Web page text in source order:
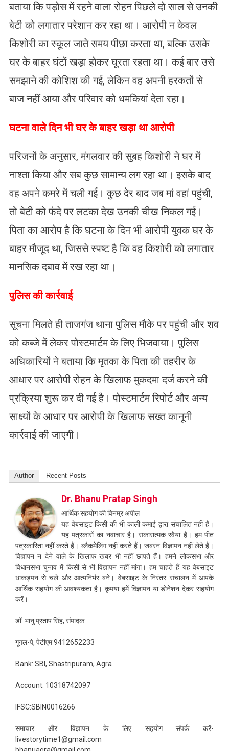
बताया कि पड़ोस में रहने वाला रोहन पिछले दो साल से उनकी
बेटी को लगातार परेशान कर रहा था। आरोपी न केवल
किशोरी का स्कूल जाते समय पीछा करता था, बल्कि उसके
घर के बाहर घंटों खड़ा होकर घूरता रहता था। कई बार उसे
समझाने की कोशिश की गई, लेकिन वह अपनी हरकतों से
बाज नहीं आया और परिवार को धमकियां देता रहा।
​घटना वाले दिन भी घर के बाहर खड़ा था आरोपी
परिजनों के अनुसार, मंगलवार की सुबह किशोरी ने घर में
नाश्ता किया और सब कुछ सामान्य लग रहा था। इसके बाद
वह अपने कमरे में चली गई। कुछ देर बाद जब मां वहां पहुंची,
तो बेटी को फंदे पर लटका देख उनकी चीख निकल गई।
पिता का आरोप है कि घटना के दिन भी आरोपी युवक घर के
बाहर मौजूद था, जिससे स्पष्ट है कि वह किशोरी को लगातार
मानसिक दबाव में रख रहा था।
​पुलिस की कार्रवाई
सूचना मिलते ही ताजगंज थाना पुलिस मौके पर पहुंची और शव
को कब्जे में लेकर पोस्टमार्टम के लिए भिजवाया। पुलिस
अधिकारियों ने बताया कि मृतका के पिता की तहरीर के
आधार पर आरोपी रोहन के खिलाफ मुकदमा दर्ज करने की
प्रक्रिया शुरू कर दी गई है। पोस्टमार्टम रिपोर्ट और अन्य
साक्ष्यों के आधार पर आरोपी के खिलाफ सख्त कानूनी
कार्रवाई की जाएगी।
Author Recent Posts
Dr. Bhanu Pratap Singh
आर्थिक सहयोग की विनम्र अपील
यह वेबसाइट किसी की भी काली कमाई द्वारा संचालित नहीं है।
यह पत्रकारों का नवाचार है। सकारात्मक रवैया है। हम पीत
पत्रकारिता नहीं करते हैं। ब्लैकमेलिंग नहीं करते हैं। जबरन विज्ञापन नहीं लेते हैं।
विज्ञापन न देने वाले के खिलाफ खबर भी नहीं छापते हैं। हमने लोकसभा और
विधानसभा चुनाव में किसी से भी विज्ञापन नहीं मांगा। हम चाहते हैं यह वेबसाइट
धाकड़पन से चले और आत्मनिर्भर बने। वेबसाइट के निरंतर संचालन में आपके
आर्थिक सहयोग की आवश्यकता है। कृपया हमें विज्ञापन या डोनेशन देकर सहयोग
करें।
डॉ. भानु प्रताप सिंह, संपादक
गूगल-पे, पेटीएम 9412652233
Bank: SBI, Shastripuram, Agra
Account: 10318742097
IFSC:SBIN0016266
समाचार और विज्ञापन के लिए सहयोग संपर्क करें-
livestorytime1@gmail.com